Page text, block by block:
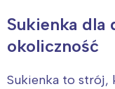
Sukienka dla
okoliczność
Sukienka to strój,